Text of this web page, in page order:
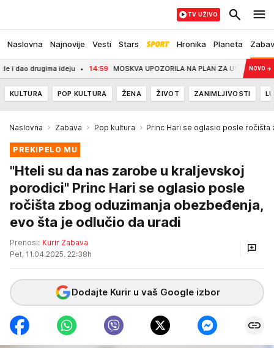
Naslovna Najnovije Vesti Stars Hronika Planeta
TV UŽIVO
ideju 14:59 MOSKVA UPOZORILA NA PLAN ZA UVLAČENJE LAŽNENOVO →
KULTURA POP KULTURA ŽENA ŽIVOT ZANIMLJIVOSTI
Naslovna Zabava Pop kultura Princ Hari se oglasio posle
PREKIPELO MU
"Hteli su da nas zarobe u kraljevskoj
porodici" Princ Hari se oglasio posle
ročišta zbog oduzimanja obezbeđenja,
evo šta je odlučio da uradi
Prenosi: Kurir Zabava
Pet, 11.04.2025. 22:38h
Dodajte Kurir u vaš Google izbor